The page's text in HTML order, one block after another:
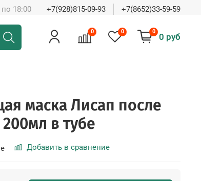
18:00 +7(928)815-09-93 +7(8652)33-59-59
0 0 0
0 руб
маска Лисап после
в тубе
Добавить в сравнение